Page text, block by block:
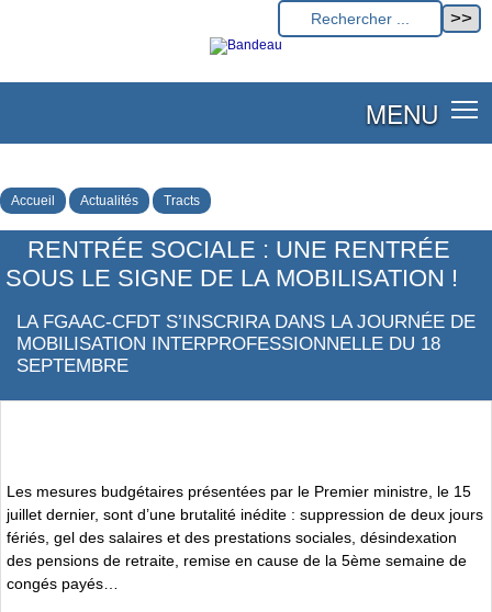
MENU
Accueil Actualités Tracts
RENTRÉE SOCIALE : UNE RENTRÉE
SOUS LE SIGNE DE LA MOBILISATION !
LA FGAAC-CFDT S’INSCRIRA DANS LA JOURNÉE DE
MOBILISATION INTERPROFESSIONNELLE DU 18
SEPTEMBRE
Les mesures budgétaires présentées par le Premier ministre, le 15
juillet dernier, sont d’une brutalité inédite : suppression de deux jours
fériés, gel des salaires et des prestations sociales, désindexation
des pensions de retraite, remise en cause de la 5ème semaine de
congés payés…